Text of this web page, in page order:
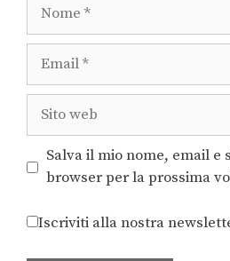
Salva il mio nome, email e
browser per la prossima
Iscriviti alla nostra